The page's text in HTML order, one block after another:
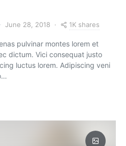
June 28, 2018 1K shares
pulvinar montes lorem et
dictum. Vici consequat justo
luctus lorem. Adipiscing veni